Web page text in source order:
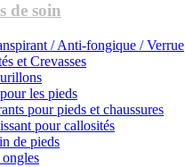
de soin
/ Anti-fongique / Verrue
et Crevasses
les pieds
pour pieds et chaussures
pour callosités
de pieds